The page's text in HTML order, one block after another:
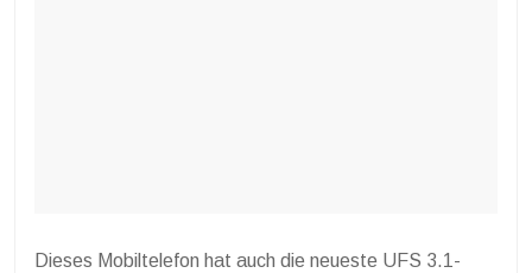
Dieses Mobiltelefon hat auch die neueste UFS 3.1-